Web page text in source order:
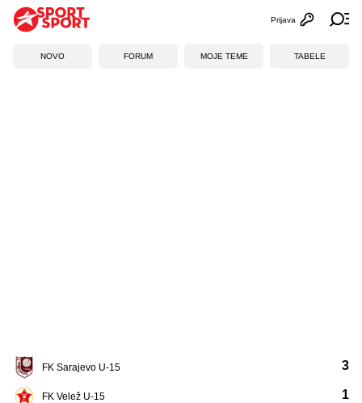
Otvori
Prijava
NOVO FORUM MOJE TEME TABELE
FK Sarajevo U-15
FK Velež U-15
3
1